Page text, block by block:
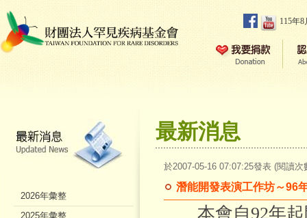
115年
最新消息
於2007-05-16 07:07:25發表 (閱讀次
潛能開發表演工作坊～96
本會自92年起
2026年彙整
2025年彙整